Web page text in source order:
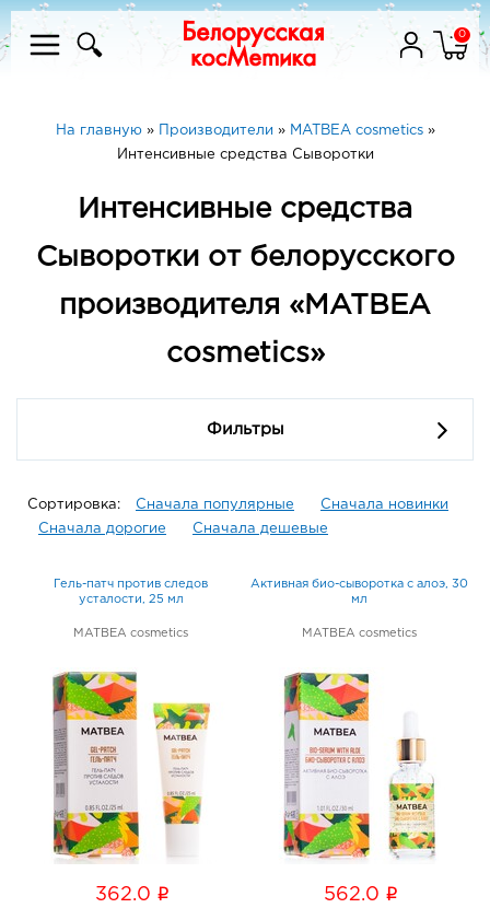
0
На главную» Производители » MATBEA cosmetics»
Интенсивные средства Сыворотки
Интенсивные средства
Сыворотки от белорусского
производителя «MATBEA
cosmetics»
Фильтры
Сортировка: Сначала популярные
Сначала новинки
Сначала дорогие
Сначала дешевые
Гель-патч против следов
усталости, 25 мл
MATBEA cosmetics
362.0 i
Активная био-сыворотка с алоэ, 30
мл
MATBEA cosmetics
562.0 i